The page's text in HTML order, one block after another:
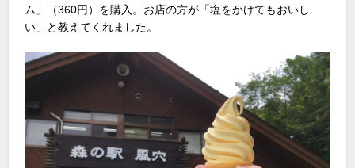
ム」（360円）を購入。お店の方が「塩をかけてもおいし
い」と教えてくれました。